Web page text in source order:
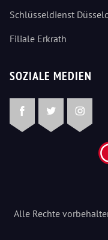
Schlüsseldienst
Filiale Erkrath
SOZIALE MEDIEN
FacebookTwitter
Alle Rechte